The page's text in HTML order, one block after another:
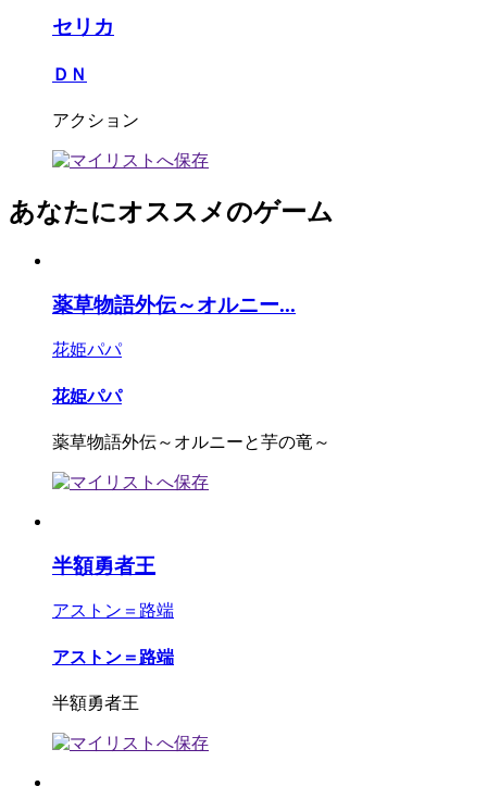
セリカ
ＤＮ
アクション
あなたにオススメのゲーム
薬草物語外伝～オルニー...
花姫パパ
花姫パパ
薬草物語外伝～オルニーと芋の竜～
半額勇者王
アストン＝路端
アストン＝路端
半額勇者王